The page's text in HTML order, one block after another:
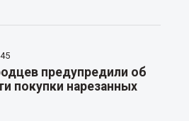
предупредили об
покупки нарезанных